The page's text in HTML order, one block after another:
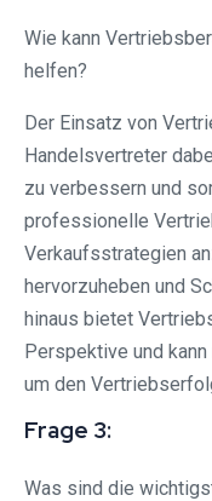
Wie kann
helfen?
Der Einsatz von
Handelsvertreter
zu verbessern und
professionelle
Verkaufsstrategien
hervorzuheben und
hinaus bietet
Perspektive und
um den
Frage 3:
Was sind die